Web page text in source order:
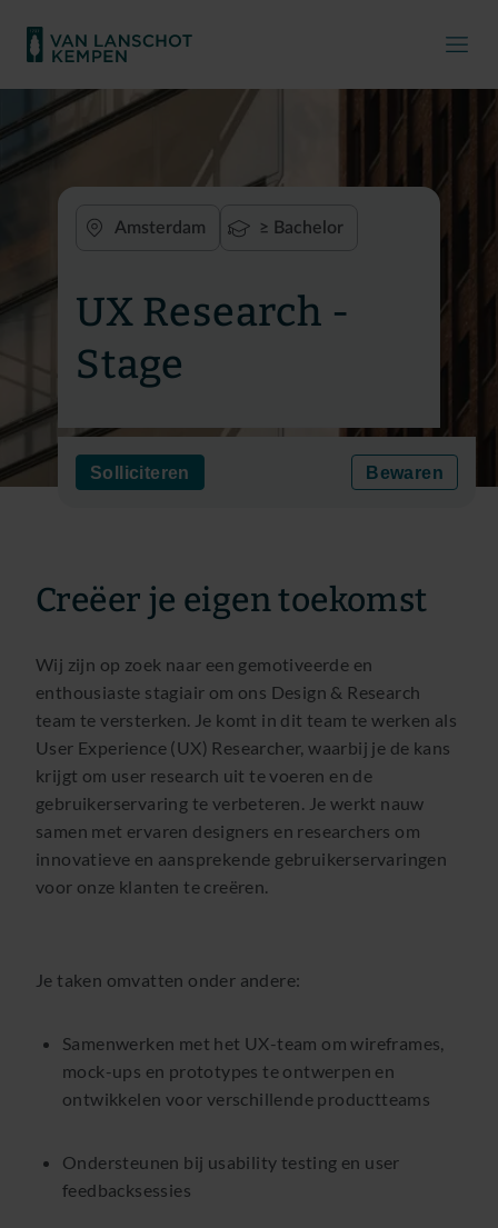
Amsterdam ≥ Bachelor
UX Research -
Stage
Solliciteren Bewaren
Creëer je eigen toekomst
Wij zijn op zoek naar een gemotiveerde en
enthousiaste stagiair om ons Design & Research
team te versterken. Je komt in dit team te werken als
User Experience (UX) Researcher, waarbij je de kans
krijgt om user research uit te voeren en de
gebruikerservaring te verbeteren. Je werkt nauw
samen met ervaren designers en researchers om
innovatieve en aansprekende gebruikerservaringen
voor onze klanten te creëren.
Je taken omvatten onder andere:
Samenwerken met het UX-team om wireframes,
mock-ups en prototypes te ontwerpen en
ontwikkelen voor verschillende productteams
Ondersteunen bij usability testing en user
feedbacksessies